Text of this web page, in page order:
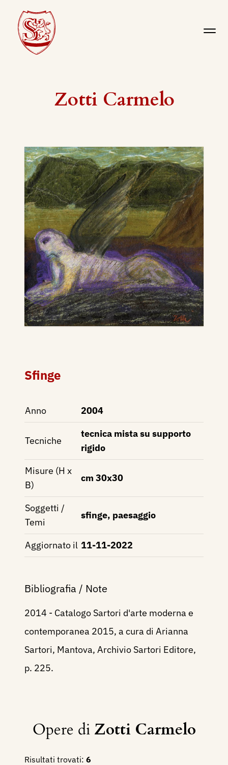
Zotti Carmelo
Sfinge
Anno 2004
Tecniche
tecnica mista su supporto
rigido
Misure (H x
B)
cm 30x30
Soggetti /
Temi
sfinge, paesaggio
Aggiornato il 11-11-2022
Bibliografia / Note
2014 - Catalogo Sartori d'arte moderna e
contemporanea 2015, a cura di Arianna
Sartori, Mantova, Archivio Sartori Editore,
p. 225.
Opere di Zotti Carmelo
Risultati trovati: 6